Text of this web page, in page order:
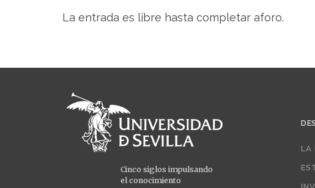
La entrada es libre hasta completar aforo.
Cinco siglos impulsando
el conocimiento
LA